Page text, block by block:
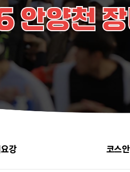
양천 장
강 코스